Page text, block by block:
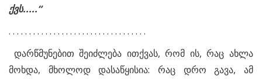
ქვს.....“
. . . . . . . . . . . . . . . . . . . . . . . . . . . . . . . . . .
დარწმუნებით შეიძლება ითქვას, რომ ის, რაც ახლა
მოხდა, მხოლოდ დასაწყისია: რაც დრო გავა, ამ